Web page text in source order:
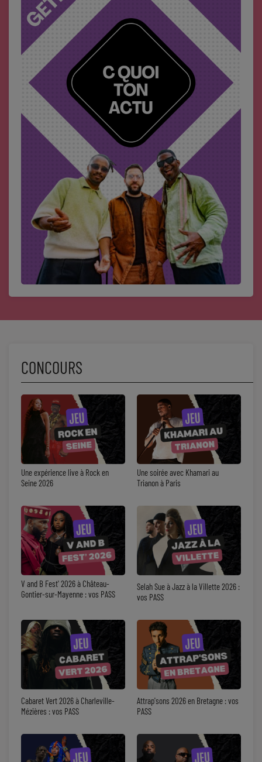
CONCOURS
Une expérience live à Rock en
Seine 2026
Une soirée avec Khamari au
Trianon à Paris
V and B Fest' 2026 à Château-
Gontier-sur-Mayenne : vos PASS
Selah Sue à Jazz à la Villette 2026 :
vos PASS
Cabaret Vert 2026 à Charleville-
Mézières : vos PASS
Attrap'sons 2026 en Bretagne : vos
PASS